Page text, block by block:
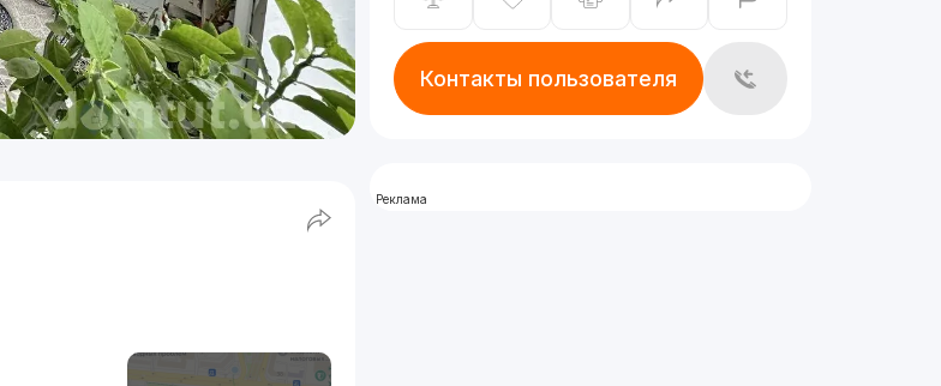
Контакты пользователя
Реклама